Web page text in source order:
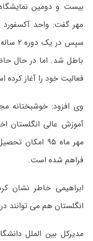
بیست و دومین
مهر گفت: واحد آکسفورد
سپس
باطل شد. اما در حال
فعالیت خود را آغاز کرده
وی افزود: خوشبختانه
آموزش عالی انگلستان
مهر ماه ۹۵
فراهم شده است.
ابراهیمی خاطر نشان
انگلستان هم می توانند
مدیرکل بین الملل